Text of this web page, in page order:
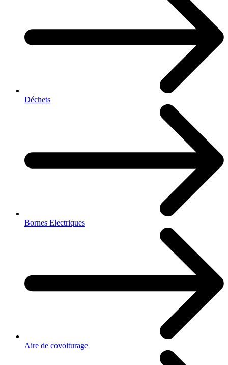
Déchets
Bornes Electriques
Aire de covoiturage